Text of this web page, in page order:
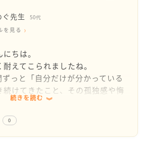
らっしゃいました
でも頑張りがつたわります
あるとのこと
ターニングポイントになります
関係や今後の仕事内容の可能
て、すべてひっくるめてどうすれ
ずつ話し合っていくのがよいかと
ぐ先生 50代
を見る
ちは。
えてこられましたね。
っと「自分だけが分かっている
けてきたこと、その孤独感や悔
てきました。
が周囲には感じよく振る舞って
だからこそ「自分の感じ方がおか
続きを読む
0